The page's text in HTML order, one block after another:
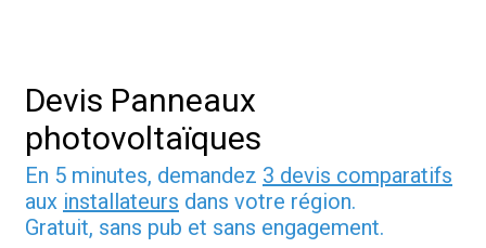
Devis Panneaux
photovoltaïques
En 5 minutes, demandez 3 devis comparatifs
aux installateurs dans votre région.
Gratuit, sans pub et sans engagement.